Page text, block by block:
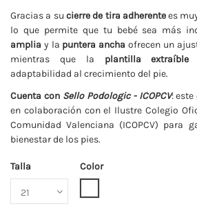
Gracias a su cierre de tira adherentees
lo que permite que tu bebé sea más
amplia y la puntera ancha ofrecen un
mientras que la plantilla extraíble
adaptabilidad al crecimiento del pie.
Cuenta con Sello Podologic - ICOPCV:
en colaboración con el Ilustre Colegio
Comunidad Valenciana (ICOPCV) para
bienestar de los pies.
Talla
Color